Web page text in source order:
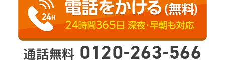
通話無料 0120-263-566